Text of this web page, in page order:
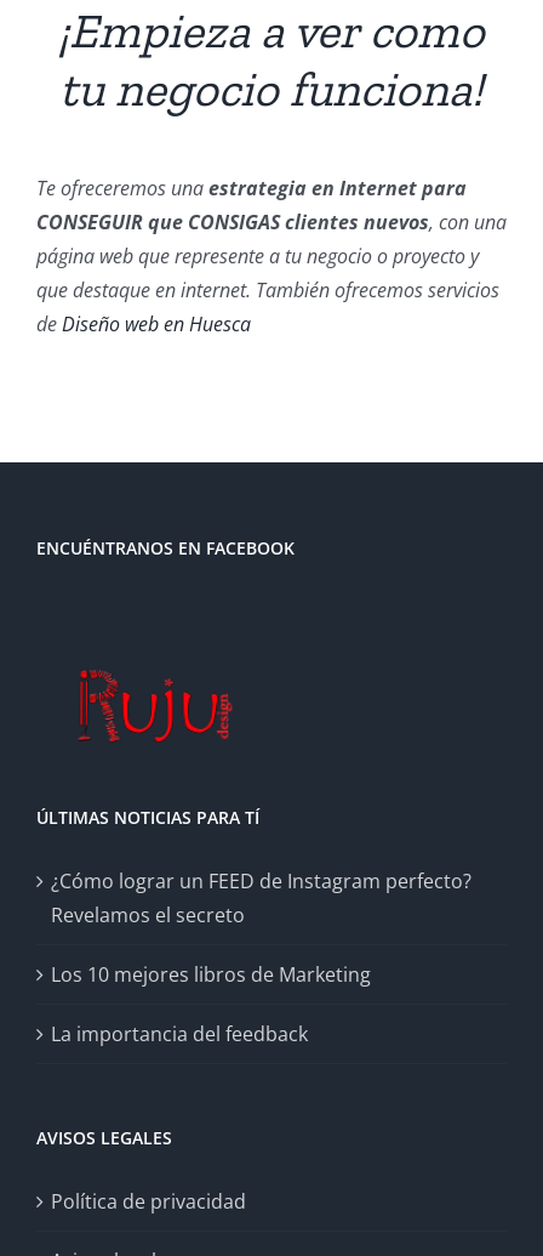
¡Empieza a ver como
tu negocio funciona!
Te ofreceremos unaestrategia en Internet para
CONSEGUIR que CONSIGAS clientes nuevos, con una
página web que represente a tu negocio o proyecto y
que destaque en internet. También ofrecemos servicios
deDiseño web en Huesca
ENCUÉNTRANOS EN FACEBOOK
ÚLTIMAS NOTICIAS PARA TÍ
¿Cómo lograr un FEED de Instagram perfecto?
Revelamos el secreto
Los 10 mejores libros de Marketing
La importancia del feedback
AVISOS LEGALES
Política de privacidad